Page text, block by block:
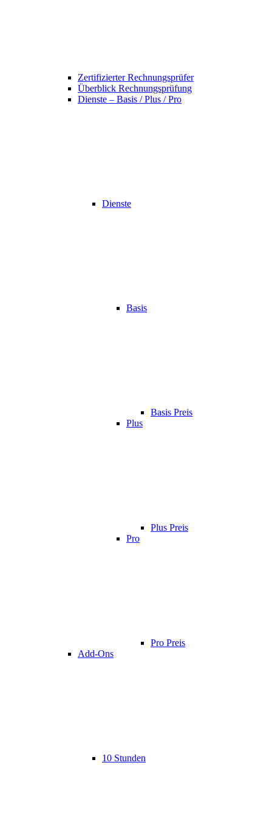
Zertifizierter Rechnungsprüfer
Überblick Rechnungsprüfung
Dienste – Basis / Plus / Pro
Dienste
Basis
Basis Preis
Plus
Plus Preis
Pro
Pro Preis
Add-Ons
10 Stunden